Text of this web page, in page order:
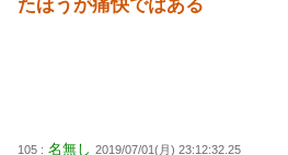
たほうが痛快ではある
105 : 名無し 2019/07/01(月) 23:12:32.25